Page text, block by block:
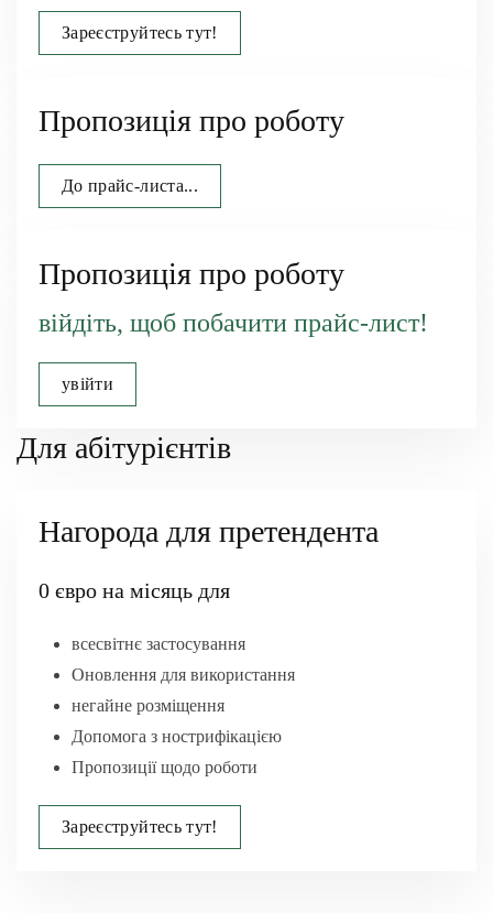
Зареєструйтесь тут!
Пропозиція про роботу
До прайс-листа...
Пропозиція про роботу
війдіть, щоб побачити прайс-лист!
увійти
Для абітурієнтів
Нагорода для претендента
0 євро на місяць для
всесвітнє застосування
Оновлення для використання
негайне розміщення
Допомога з нострифікацією
Пропозиції щодо роботи
Зареєструйтесь тут!